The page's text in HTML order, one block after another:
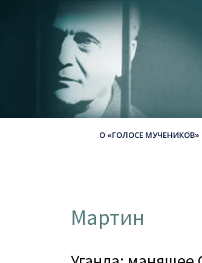
О «ГОЛОСЕ МУЧЕНИКОВ»
Мартин